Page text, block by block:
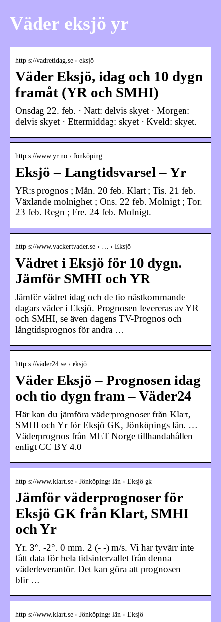
Väder eksjö yr
http s://vadretidag.se › eksjö
Väder Eksjö, idag och 10 dygn
framåt (YR och SMHI)
Onsdag 22. feb. · Natt: delvis skyet · Morgen:
delvis skyet · Ettermiddag: skyet · Kveld: skyet.
http s://www.yr.no › Jönköping
Eksjö – Langtidsvarsel – Yr
YR:s prognos ; Mån. 20 feb. Klart ; Tis. 21 feb.
Växlande molnighet ; Ons. 22 feb. Molnigt ; Tor.
23 feb. Regn ; Fre. 24 feb. Molnigt.
http s://www.vackertvader.se › … › Eksjö
Vädret i Eksjö för 10 dygn.
Jämför SMHI och YR
Jämför vädret idag och de tio nästkommande
dagars väder i Eksjö. Prognosen levereras av YR
och SMHI, se även dagens TV-Prognos och
långtidsprognos för andra …
http s://väder24.se › eksjö
Väder Eksjö – Prognosen idag
och tio dygn fram – Väder24
Här kan du jämföra väderprognoser från Klart,
SMHI och Yr för Eksjö GK, Jönköpings län. …
Väderprognos från MET Norge tillhandahållen
enligt CC BY 4.0
http s://www.klart.se › Jönköpings län › Eksjö gk
Jämför väderprognoser för
Eksjö GK från Klart, SMHI
och Yr
Yr. 3°. -2°. 0 mm. 2 (- -) m/s. Vi har tyvärr inte
fått data för hela tidsintervallet från denna
väderleverantör. Det kan göra att prognosen
blir …
http s://www.klart.se › Jönköpings län › Eksjö